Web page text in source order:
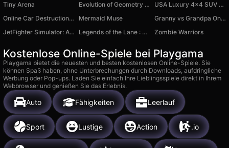
Tiny Arena
Evolution of Geometry Dash Mod!
USA Luxury 4x4 SUV Offroad Driving Simulator
Online Car Destruction Simulator 3D
Mermaid Muse
Granny vs Grandpa Online
JetFighter Simulator: Ancient Russians
Legends of the Lane : Wild Traffic Zombie Warriors
Kostenlose Online-Spiele bei Playgama
Playgama bietet die neuesten und besten kostenlosen Online-Spiele. Sie
können Spaß haben, ohne Unterbrechungen durch Downloads, aufdringliche
Werbung oder Pop-ups. Laden Sie einfach Ihre Lieblingsspiele direkt in Ihrem
Webbrowser und genießen Sie das Erlebnis.
Auto Fähigkeiten Leerlauf
Sport Lustige Action .io